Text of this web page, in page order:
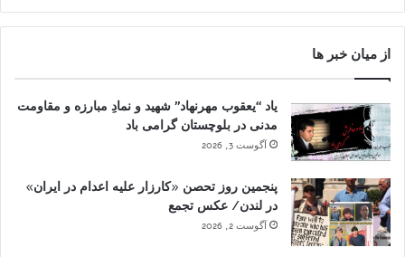
از میان خبر ها
یاد “یعقوب مهرنهاد” شهید و نمادِ مبارزه و مقاومت
مدنی در بلوچستان گرامی باد
آگوست 3, 2026
پنجمین روز تحصن «کارزار علیه اعدام در ایران»
در لندن/ عکس تجمع
آگوست 2, 2026